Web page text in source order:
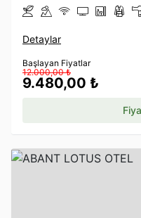
Detaylar
Başlayan Fiyatlar
12.000,00 ₺
9.480,00 ₺